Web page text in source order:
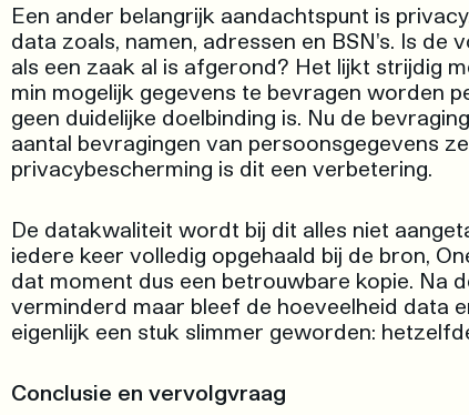
Een ander belangrijk aandachtspunt is
data zoals, namen, adressen en BSN's. Is
als een zaak al is afgerond? Het lijkt strijdig
min mogelijk gegevens te bevragen worden
geen duidelijke doelbinding is. Nu de
aantal bevragingen van persoonsgegevens
privacybescherming is dit een verbetering.
De datakwaliteit wordt bij dit alles niet
iedere keer volledig opgehaald bij de bron,
dat moment dus een betrouwbare kopie. Na
verminderd maar bleef de hoeveelheid data
eigenlijk een stuk slimmer geworden:
Conclusie en vervolgvraag